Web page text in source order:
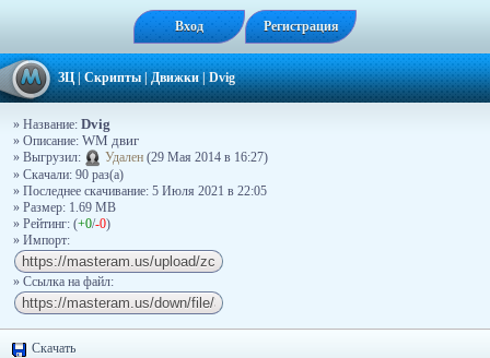
Вход Регистрация
ЗЦ|Скрипты|Движки|Dvig
» Название: Dvig
» Описание: WM двиг
» Выгрузил:
Удален (29 Мая 2014 в 16:27)
» Скачали: 90 раз(a)
» Последнее скачивание: 5 Июля 2021 в 22:05
» Размер: 1.69 MB
» Рейтинг: (+0/-0)
» Импорт:
» Ссылка на файл:
Скачать